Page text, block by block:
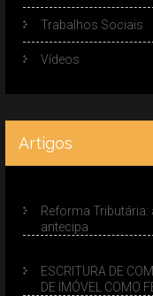
Trabalhos Sociais
Vídeos
Artigos
Reforma Tributária:
antecipa
ESCRITURA DE
DE IMÓVEL COMO